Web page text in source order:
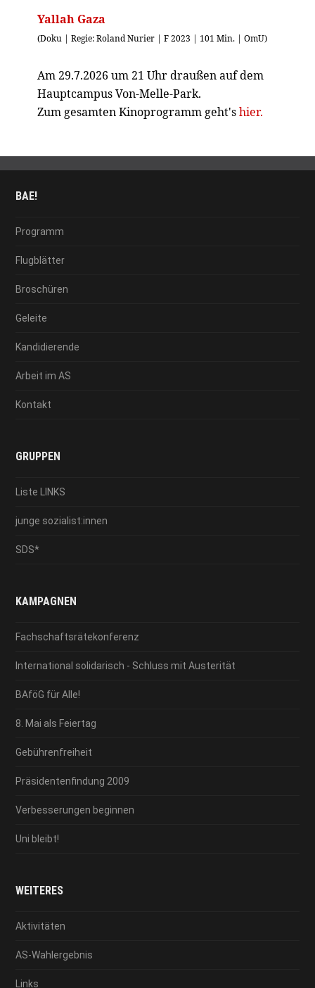
Yallah Gaza
(Doku | Regie: Roland Nurier | F 2023 | 101 Min. | OmU)
Am 29.7.2026 um 21 Uhr draußen auf dem
Hauptcampus Von-Melle-Park.
Zum gesamten Kinoprogramm geht'shier.
BAE!
Programm
Flugblätter
Broschüren
Geleite
Kandidierende
Arbeit im AS
Kontakt
GRUPPEN
Liste LINKS
junge sozialist:innen
SDS*
KAMPAGNEN
Fachschaftsrätekonferenz
International solidarisch - Schluss mit Austerität
BAföG für Alle!
8. Mai als Feiertag
Gebührenfreiheit
Präsidentenfindung 2009
Verbesserungen beginnen
Uni bleibt!
WEITERES
Aktivitäten
AS-Wahlergebnis
Links